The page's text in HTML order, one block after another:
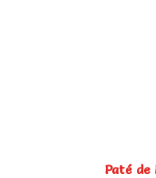
Paté de